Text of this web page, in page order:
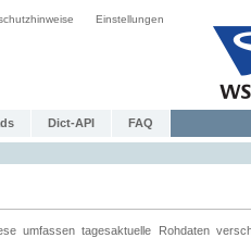
Einstellungen
Dict-API FAQ
umfassen tagesaktuelle Rohdaten